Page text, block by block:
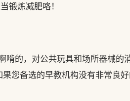
锻炼减肥咯！
啃的，对公共玩具和场所器械的
您备选的早教机构没有非常良